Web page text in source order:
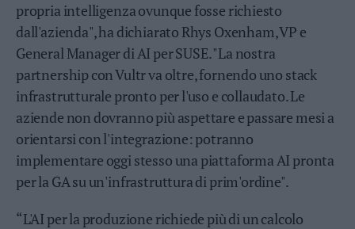
propria intelligenza ovunque fosse richiesto
dall'azienda", ha dichiarato Rhys Oxenham, VP e
General Manager di AI per SUSE. "La nostra
partnership con Vultr va oltre, fornendo uno stack
infrastrutturale pronto per l'uso e collaudato. Le
aziende non dovranno più aspettare e passare mesi a
orientarsi con l'integrazione: potranno
implementare oggi stesso una piattaforma AI pronta
per la GA su un'infrastruttura di prim'ordine".
“L'AI per la produzione richiede più di un calcolo